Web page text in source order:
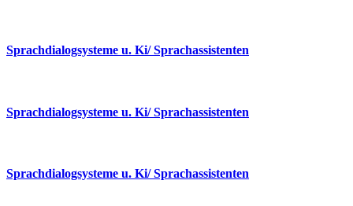
Sprachdialogsysteme u. Ki/ Sprachassistenten
Sprachdialogsysteme u. Ki/ Sprachassistenten
Sprachdialogsysteme u. Ki/ Sprachassistenten